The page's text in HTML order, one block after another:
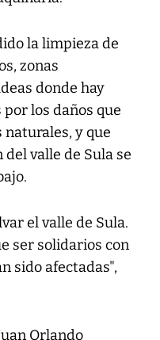
la limpieza de
zonas
donde hay
los daños que
y que
valle de Sula se
el valle de Sula.
ser solidarios con
sido afectadas",
Orlando